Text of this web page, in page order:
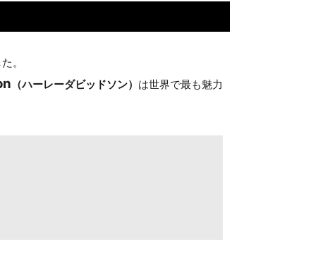
。
（ハーレーダビッドソン） は世界で最も魅力